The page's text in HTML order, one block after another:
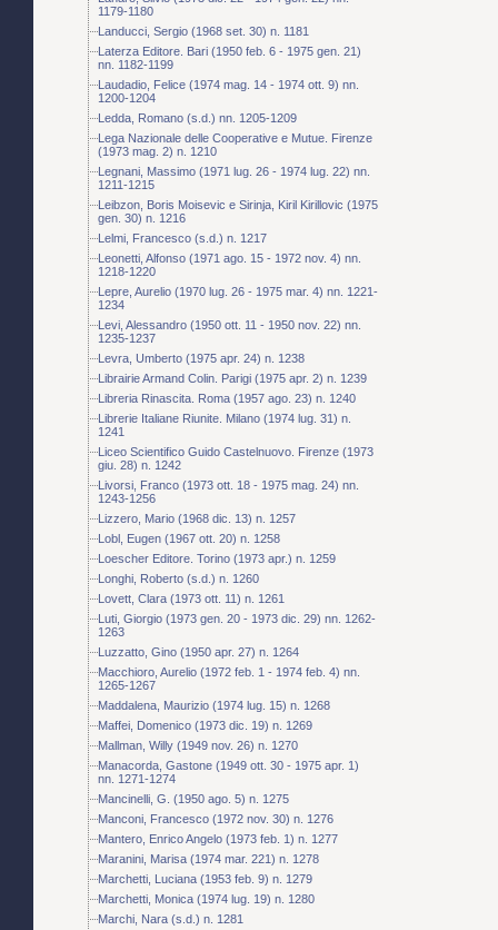
1179-1180
Landucci, Sergio (1968 set. 30) n. 1181
Laterza Editore. Bari (1950 feb. 6 - 1975 gen. 21)
nn. 1182-1199
Laudadio, Felice (1974 mag. 14 - 1974 ott. 9) nn.
1200-1204
Ledda, Romano (s.d.) nn. 1205-1209
Lega Nazionale delle Cooperative e Mutue. Firenze
(1973 mag. 2) n. 1210
Legnani, Massimo (1971 lug. 26 - 1974 lug. 22) nn.
1211-1215
Leibzon, Boris Moisevic e Sirinja, Kiril Kirillovic (1975
gen. 30) n. 1216
Lelmi, Francesco (s.d.) n. 1217
Leonetti, Alfonso (1971 ago. 15 - 1972 nov. 4) nn.
1218-1220
Lepre, Aurelio (1970 lug. 26 - 1975 mar. 4) nn. 1221-
1234
Levi, Alessandro (1950 ott. 11 - 1950 nov. 22) nn.
1235-1237
Levra, Umberto (1975 apr. 24) n. 1238
Librairie Armand Colin. Parigi (1975 apr. 2) n. 1239
Libreria Rinascita. Roma (1957 ago. 23) n. 1240
Librerie Italiane Riunite. Milano (1974 lug. 31) n.
1241
Liceo Scientifico Guido Castelnuovo. Firenze (1973
giu. 28) n. 1242
Livorsi, Franco (1973 ott. 18 - 1975 mag. 24) nn.
1243-1256
Lizzero, Mario (1968 dic. 13) n. 1257
Lobl, Eugen (1967 ott. 20) n. 1258
Loescher Editore. Torino (1973 apr.) n. 1259
Longhi, Roberto (s.d.) n. 1260
Lovett, Clara (1973 ott. 11) n. 1261
Luti, Giorgio (1973 gen. 20 - 1973 dic. 29) nn. 1262-
1263
Luzzatto, Gino (1950 apr. 27) n. 1264
Macchioro, Aurelio (1972 feb. 1 - 1974 feb. 4) nn.
1265-1267
Maddalena, Maurizio (1974 lug. 15) n. 1268
Maffei, Domenico (1973 dic. 19) n. 1269
Mallman, Willy (1949 nov. 26) n. 1270
Manacorda, Gastone (1949 ott. 30 - 1975 apr. 1)
nn. 1271-1274
Mancinelli, G. (1950 ago. 5) n. 1275
Manconi, Francesco (1972 nov. 30) n. 1276
Mantero, Enrico Angelo (1973 feb. 1) n. 1277
Maranini, Marisa (1974 mar. 221) n. 1278
Marchetti, Luciana (1953 feb. 9) n. 1279
Marchetti, Monica (1974 lug. 19) n. 1280
Marchi, Nara (s.d.) n. 1281